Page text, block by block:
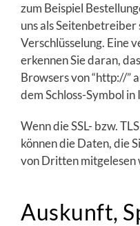
zum Beispiel
uns als Seitenbetreiber
Verschlüsselung. Eine
erkennen Sie daran,
Browsers von “http://”
dem Schloss-Symbol
Wenn die SSL- bzw.
können die Daten, die
von Dritten mitgelesen
Auskunft,